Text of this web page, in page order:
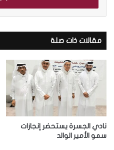
ب
ي
د
ك
ا
ل
إ
ك
ت
ر
و
مقالات ذات صلة
نادي الجسرة يستحضر إنجازات
سمو الأمير الوالد